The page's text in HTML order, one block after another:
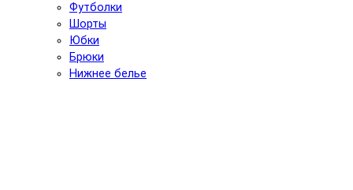
Футболки
Шорты
Юбки
Брюки
Нижнее белье